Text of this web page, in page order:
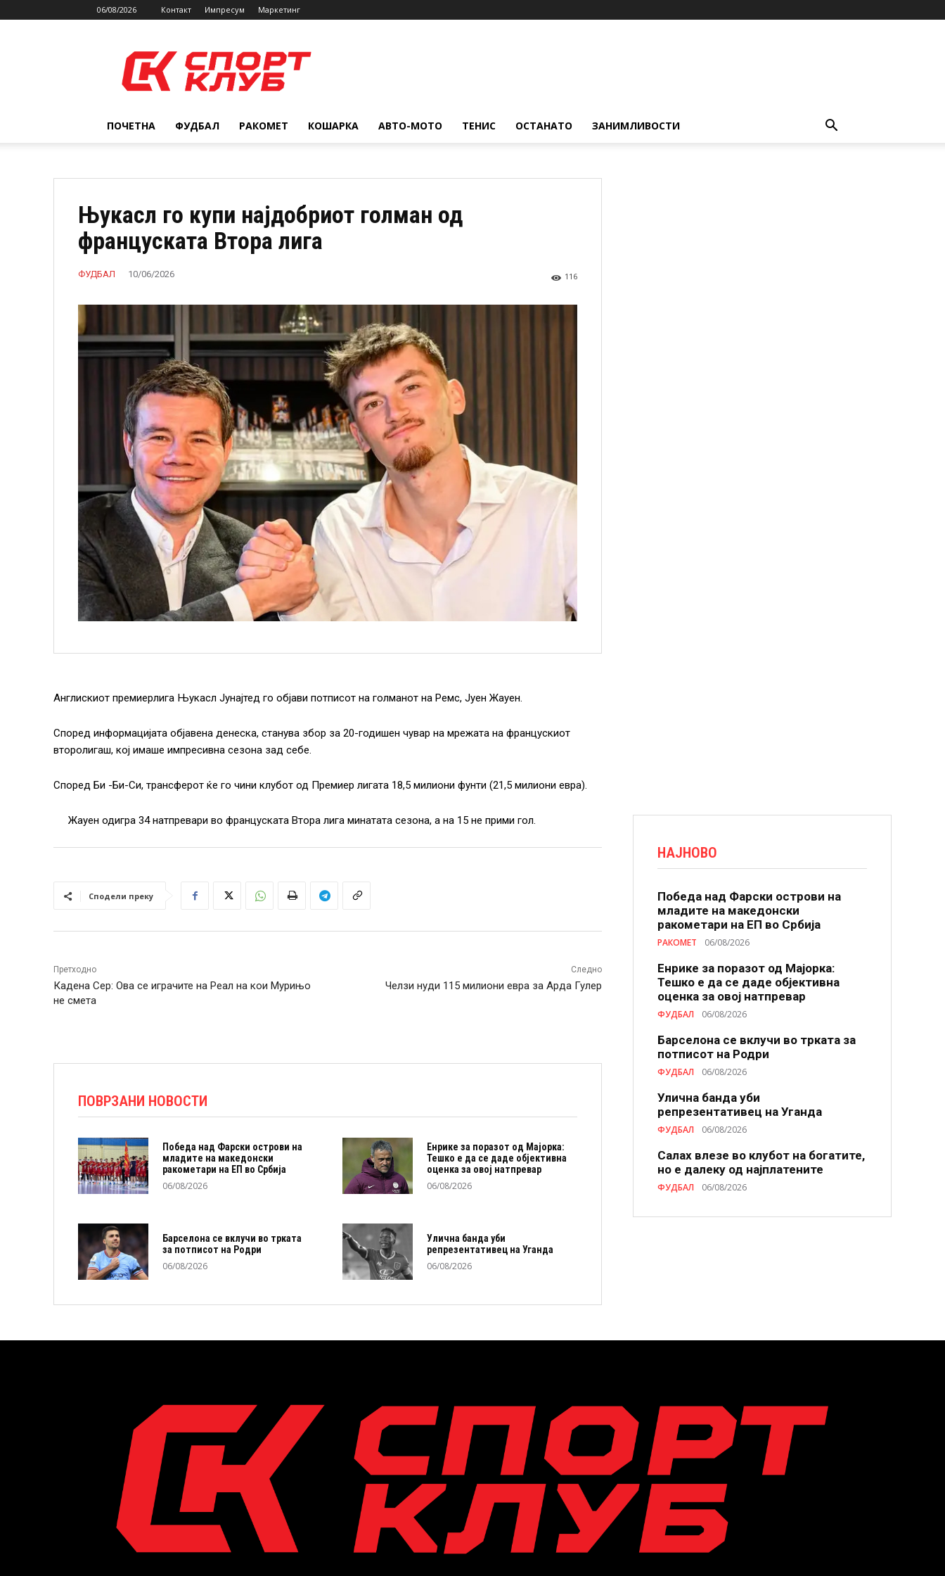
06/08/2026 Контакт Импресум Маркетинг
ПОЧЕТНА ФУДБАЛ РАКОМЕТ КОШАРКА АВТО-МОТО ТЕНИС ОСТАНАТО ЗАНИМЛИВОСТИ
Њукасл го купи најдобриот голман од
француската Втора лига
ФУДБАЛ 10/06/2026 116
Англискиот премиерлига Њукасл Јунајтед го објави потписот на голманот на Ремс, Јуен Жaуен.
Според информацијата објавена денеска, станува збор за 20-годишен чувар на мрежата на францускиот
второлигаш, кој имаше импресивна сезона зад себе.
Според Би -Би-Си, трансферот ќе го чини клубот од Премиер лигата 18,5 милиони фунти (21,5 милиони евра).
Жауен одигра 34 натпревари во француската Втора лига минатата сезона, а на 15 не прими гол.
Сподели преку
Претходно
Кадена Сер: Ова се играчите на Реал на кои Мурињо
не смета
Следно
Челзи нуди 115 милиони евра за Арда Гулер
ПОВРЗАНИ НОВОСТИ
Победа над Фарски острови на
младите на македонски
ракометари на ЕП во Србија
06/08/2026
Енрике за поразот од Мајорка:
Тешко е да се даде објективна
оценка за овој натпревар
06/08/2026
Барселона се вклучи во трката
за потписот на Родри
06/08/2026
Улична банда уби
репрезентативец на Уганда
06/08/2026
НАЈНОВО
Победа над Фарски острови на
младите на македонски
ракометари на ЕП во Србија
РАКОМЕТ 06/08/2026
Енрике за поразот од Мајорка:
Тешко е да се даде објективна
оценка за овој натпревар
ФУДБАЛ 06/08/2026
Барселона се вклучи во трката за
потписот на Родри
ФУДБАЛ 06/08/2026
Улична банда уби
репрезентативец на Уганда
ФУДБАЛ 06/08/2026
Салах влезе во клубот на богатите,
но е далеку од најплатените
ФУДБАЛ 06/08/2026